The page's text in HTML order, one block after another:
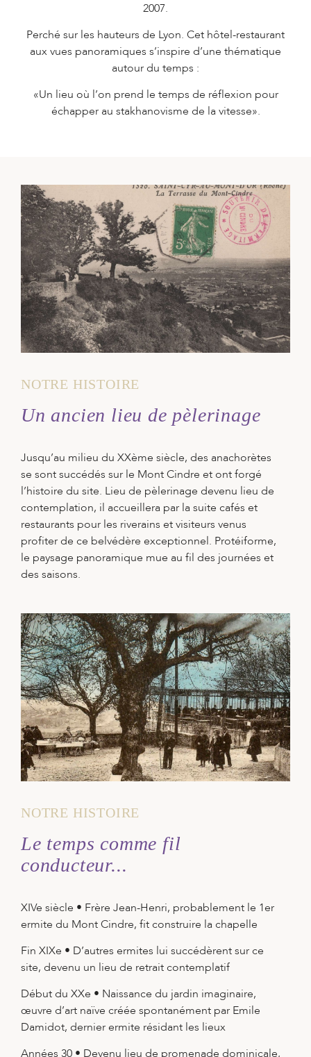
2007.
Perché sur les hauteurs de Lyon. Cet hôtel-restaurant
aux vues panoramiques s’inspire d’une thématique
autour du temps :
«Un lieu où l’on prend le temps de réflexion pour
échapper au stakhanovisme de la vitesse».
NOTRE HISTOIRE
Un ancien lieu de pèlerinage
Jusqu’au milieu du XXème siècle, des anachorètes
se sont succédés sur le Mont Cindre et ont forgé
l’histoire du site. Lieu de pèlerinage devenu lieu de
contemplation, il accueillera par la suite cafés et
restaurants pour les riverains et visiteurs venus
profiter de ce belvédère exceptionnel. Protéiforme,
le paysage panoramique mue au fil des journées et
des saisons.
NOTRE HISTOIRE
Le temps comme fil
conducteur...
XIVe siècle • Frère Jean-Henri, probablement le 1er
ermite du Mont Cindre, fit construire la chapelle
Fin XIXe • D’autres ermites lui succédèrent sur ce
site, devenu un lieu de retrait contemplatif
Début du XXe • Naissance du jardin imaginaire,
œuvre d’art naïve créée spontanément par Emile
Damidot, dernier ermite résidant les lieux
Années 30 • Devenu lieu de promenade dominicale,